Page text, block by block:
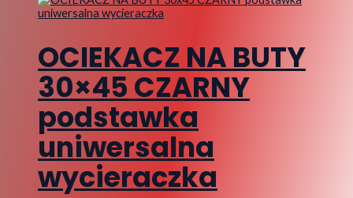
OCIEKACZ NA BUTY
30×45 CZARNY
podstawka
uniwersalna
wycieraczka